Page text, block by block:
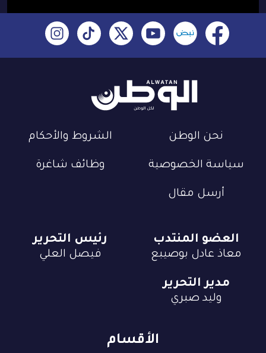
نحن الوطن الشروط والأحكام
سياسة الخصوصية وظائف شاغرة
أرسل مقال
الأقسام
العضو المنتدب
معاذ عادل بوصيبع
رئيس التحرير
فيصل العلي
مدير التحرير
وليد صبري